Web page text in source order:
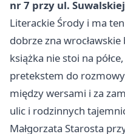
nr 7 przy ul. Suwalskiej
Literackie Środy i ma
dobrze zna
książka nie stoi na
pretekstem do
między wersami i za
ulic i rodzinnych
Małgorzata Starosta